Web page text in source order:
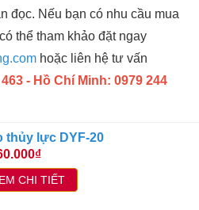
đọc. Nếu bạn có nhu cầu mua
thể tham khảo đặt ngay
hoặc liên hệ tư vấn
- Hồ Chí Minh: 0979 244
thủy lực DYF-20
CHI TIẾT